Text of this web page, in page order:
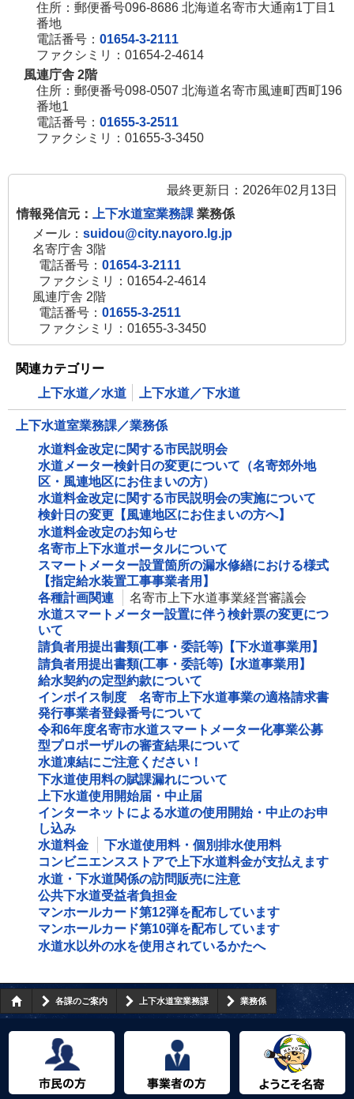
住所：郵便番号096-8686 北海道名寄市大通南1丁目1
番地
電話番号： 01654-3-2111
ファクシミリ：01654-2-4614
風連庁舎 2階
住所：郵便番号098-0507 北海道名寄市風連町西町196
番地1
電話番号： 01655-3-2511
ファクシミリ：01655-3-3450
最終更新日：2026年02月13日
情報発信元：
上下水道室業務課 業務係
メール： suidou@city.nayoro.lg.jp
名寄庁舎 3階
電話番号： 01654-3-2111
ファクシミリ：01654-2-4614
風連庁舎 2階
電話番号： 01655-3-2511
ファクシミリ：01655-3-3450
関連カテゴリー
上下水道／水道
上下水道／下水道
上下水道室業務課／業務係
水道料金改定に関する市民説明会
水道メーター検針日の変更について（名寄郊外地
区・風連地区にお住まいの方）
水道料金改定に関する市民説明会の実施について
検針日の変更【風連地区にお住まいの方へ】
水道料金改定のお知らせ
名寄市上下水道ポータルについて
スマートメーター設置箇所の漏水修繕における様式
【指定給水装置工事事業者用】
各種計画関連
名寄市上下水道事業経営審議会
水道スマートメーター設置に伴う検針票の変更につ
いて
請負者用提出書類(工事・委託等)【下水道事業用】
請負者用提出書類(工事・委託等)【水道事業用】
給水契約の定型約款について
インボイス制度 名寄市上下水道事業の適格請求書
発行事業者登録番号について
令和6年度名寄市水道スマートメーター化事業公募
型プロポーザルの審査結果について
水道凍結にご注意ください！
下水道使用料の賦課漏れについて
上下水道使用開始届・中止届
インターネットによる水道の使用開始・中止のお申
し込み
水道料金
下水道使用料・個別排水使用料
コンビニエンスストアで上下水道料金が支払えます
水道・下水道関係の訪問販売に注意
公共下水道受益者負担金
マンホールカード第12弾を配布しています
マンホールカード第10弾を配布しています
水道水以外の水を使用されているかたへ
各課のご案内 上下水道室業務課 業務係